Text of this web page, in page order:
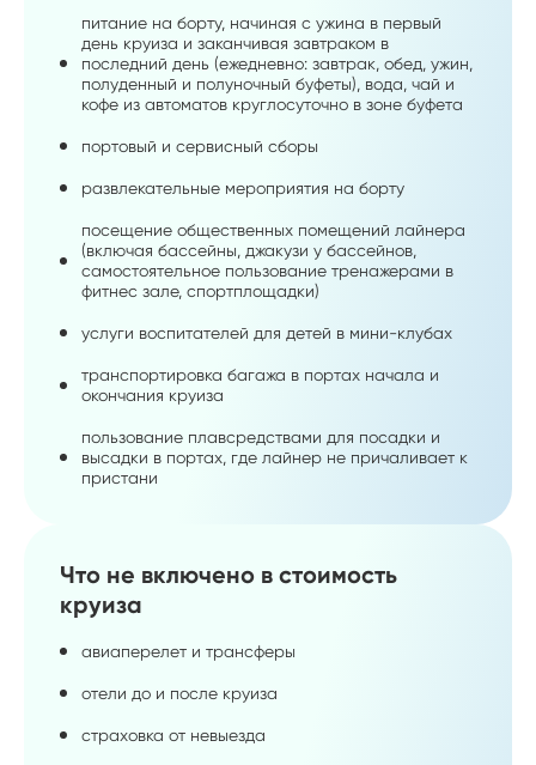
питание на борту, начиная с ужина в первый
день круиза и заканчивая завтраком в
последний день (ежедневно: завтрак, обед, ужин,
полуденный и полуночный буфеты), вода, чай и
кофе из автоматов круглосуточно в зоне буфета
портовый и сервисный сборы
развлекательные мероприятия на борту
посещение общественных помещений лайнера
(включая бассейны, джакузи у бассейнов,
самостоятельное пользование тренажерами в
фитнес зале, спортплощадки)
услуги воспитателей для детей в мини-клубах
транспортировка багажа в портах начала и
окончания круиза
пользование плавсредствами для посадки и
высадки в портах, где лайнер не причаливает к
пристани
Что не включено в стоимость
круиза
авиаперелет и трансферы
отели до и после круиза
страховка от невыезда